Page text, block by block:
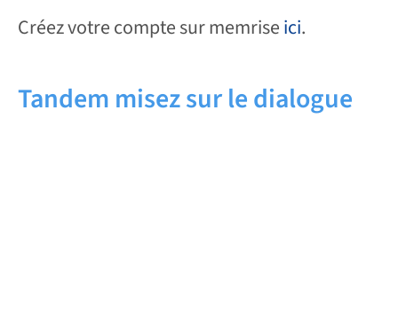
Créez votre compte sur memriseici.
Tandem misez sur le dialogue